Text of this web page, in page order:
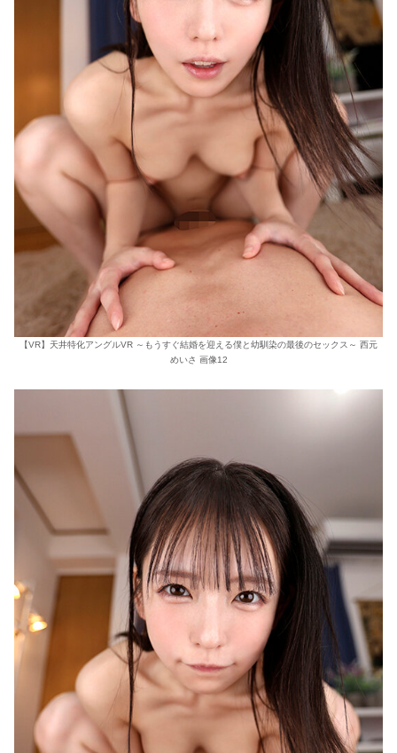
【VR】天井特化アングルVR ～もうすぐ結婚を迎える僕と幼馴染の最後のセックス～ 西元
めいさ 画像12